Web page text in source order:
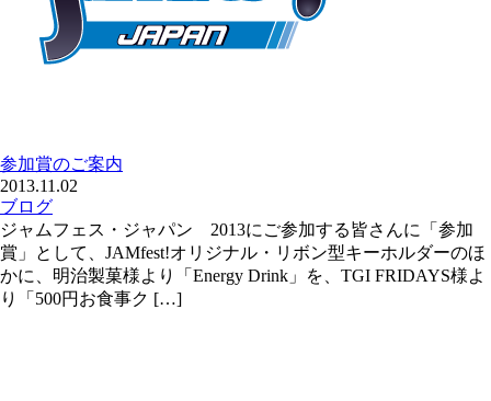
参加賞のご案内
2013.11.02
ブログ
ジャムフェス・ジャパン 2013にご参加する皆さんに「参加
賞」として、JAMfest!オリジナル・リボン型キーホルダーのほ
かに、明治製菓様より「Energy Drink」を、TGI FRIDAYS様よ
り「500円お食事ク […]